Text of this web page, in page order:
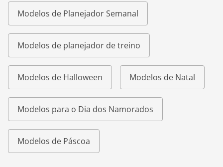
Modelos de Planejador Semanal
Modelos de planejador de treino
Modelos de Halloween Modelos de Natal
Modelos para o Dia dos Namorados
Modelos de Páscoa